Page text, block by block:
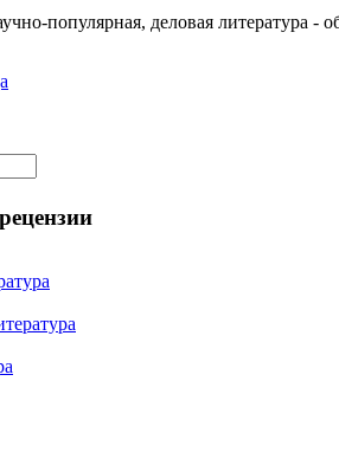
популярная, деловая литература -